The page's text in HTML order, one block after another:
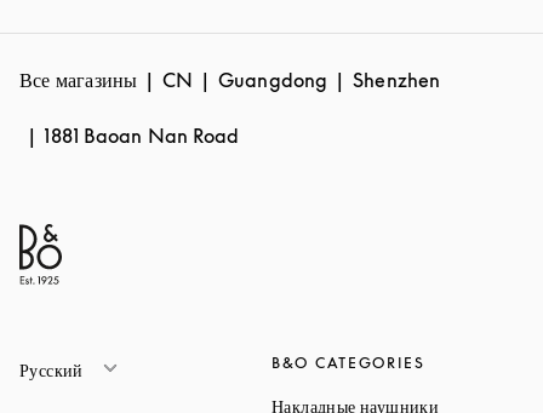
Все магазины CN Guangdong Shenzhen
1881 Baoan Nan Road
Русский B&O CATEGORIES
Накладные наушники